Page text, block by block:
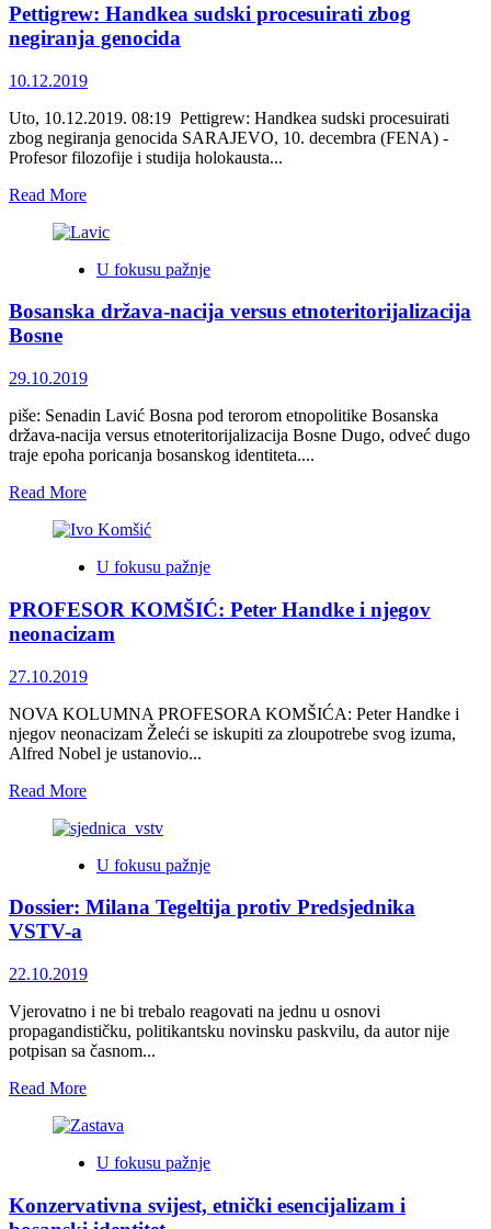
Izdvajanja
za
nauku
dio
su
ozbiljnih
državnih
politika
BiH
Pettigrew: Handkea sudski procesuirati zbog
negiranja genocida
10.12.2019
Uto, 10.12.2019. 08:19 Pettigrew: Handkea sudski procesuirati
zbog negiranja genocida SARAJEVO, 10. decembra (FENA) -
Profesor filozofije i studija holokausta...
Read MoreRead
about
Handkea
procesuirati
genocida
U fokusu pažnje
Bosanska država-nacija versus etnoteritorijalizacija
Bosne
29.10.2019
piše: Senadin Lavić Bosna pod terorom etnopolitike Bosanska
država-nacija versus etnoteritorijalizacija Bosne Dugo, odveć dugo
traje epoha poricanja bosanskog identiteta....
Read MoreRead
about
država-
versus
etnoteritorijalizacija
Bosne
U fokusu pažnje
PROFESOR KOMŠIĆ: Peter Handke i njegov
neonacizam
27.10.2019
NOVA KOLUMNA PROFESORA KOMŠIĆA: Peter Handke i
njegov neonacizam Želeći se iskupiti za zloupotrebe svog izuma,
Alfred Nobel je ustanovio...
Read MoreRead
about
KOMŠIĆ:
Handke
neonacizam
U fokusu pažnje
Dossier: Milana Tegeltija protiv Predsjednika
VSTV-a
22.10.2019
Vjerovatno i ne bi trebalo reagovati na jednu u osnovi
propagandističku, politikantsku novinsku paskvilu, da autor nije
potpisan sa časnom...
Read MoreRead
about
Milana
protiv
Predsjednika
U fokusu pažnje
Konzervativna svijest, etnički esencijalizam i